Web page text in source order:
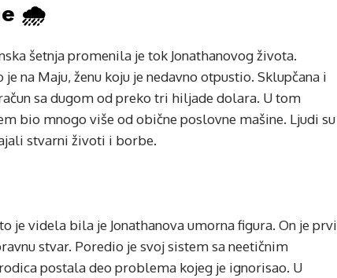
🌧️
šetnja promenila je tok Jonathanovog života.
na Maju, ženu koju je nedavno otpustio. Sklupčana i
sa dugom od preko tri hiljade dolara. U tom
bio mnogo više od obične poslovne mašine. Ljudi su
stvarni životi i borbe.
je videla bila je Jonathanova umorna figura. On je prvi
stvar. Poredio je svoj sistem sa neetičnim
postala deo problema kojeg je ignorisao. U